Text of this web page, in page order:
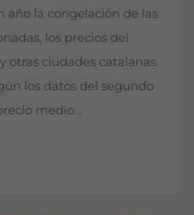
año la congelación de las
los precios del
otras ciudades catalanas
los datos del segundo
medio…